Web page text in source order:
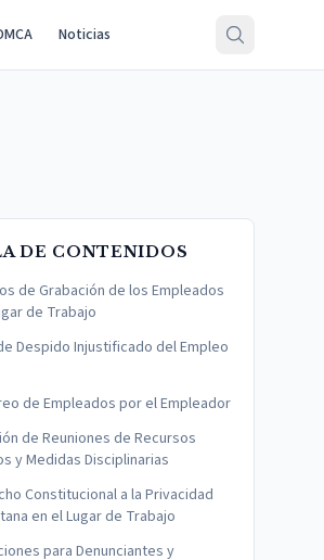
Noticias
DE CONTENIDOS
de Grabación de los Empleados
de Trabajo
Despido Injustificado del Empleo
de Empleados por el Empleador
de Reuniones de Recursos
y Medidas Disciplinarias
Constitucional a la Privacidad
en el Lugar de Trabajo
para Denunciantes y